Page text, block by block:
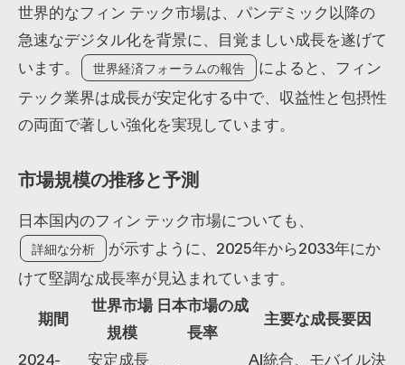
世界的なフィン テック市場は、パンデミック以降の
急速なデジタル化を背景に、目覚ましい成長を遂げて
います。
世界経済フォーラムの報告
によると、フィン
テック業界は成長が安定化する中で、収益性と包摂性
の両面で著しい強化を実現しています。
市場規模の推移と予測
日本国内のフィン テック市場についても、
詳細な分析
が示すように、2025年から2033年にか
けて堅調な成長率が見込まれています。
期間
世界市場
規模
日本市場の成
長率
主要な成長要因
2024-
安定成長
AI統合、モバイル決